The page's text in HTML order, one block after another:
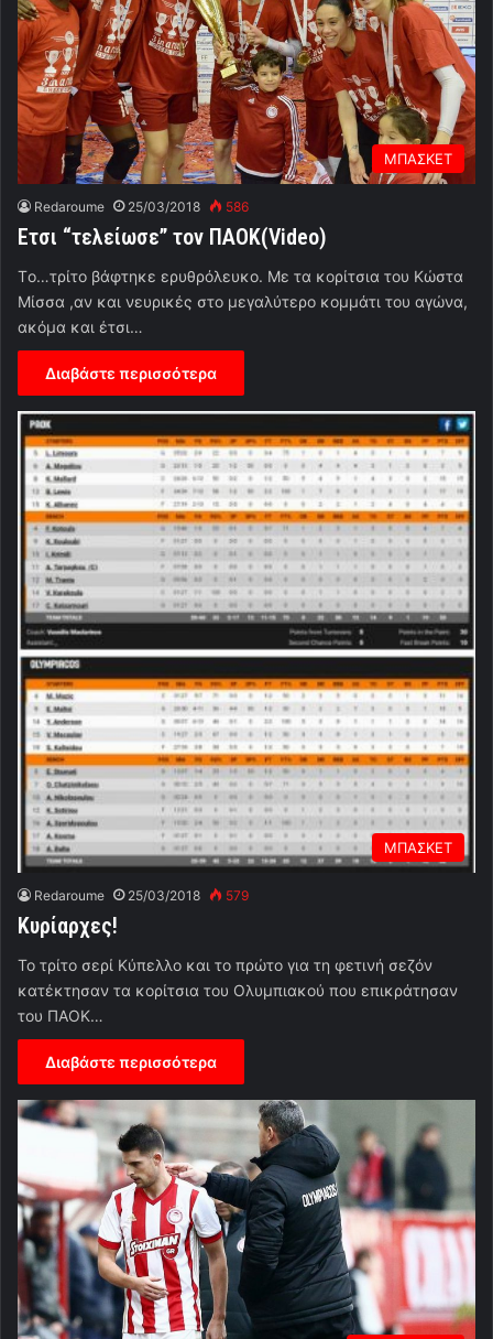
ΜΠΑΣΚΕΤ
Redaroume 25/03/2018 586
Ετσι “τελείωσε” τον ΠΑΟΚ(Video)
Tο…τρίτο βάφτηκε ερυθρόλευκο. Με τα κορίτσια του Κώστα
Μίσσα ,αν και νευρικές στο μεγαλύτερο κομμάτι του αγώνα,
ακόμα και έτσι…
Διαβάστε περισσότερα
ΜΠΑΣΚΕΤ
Redaroume 25/03/2018 579
Κυρίαρχες!
Το τρίτο σερί Κύπελλο και το πρώτο για τη φετινή σεζόν
κατέκτησαν τα κορίτσια του Ολυμπιακού που επικράτησαν
του ΠΑΟΚ…
Διαβάστε περισσότερα